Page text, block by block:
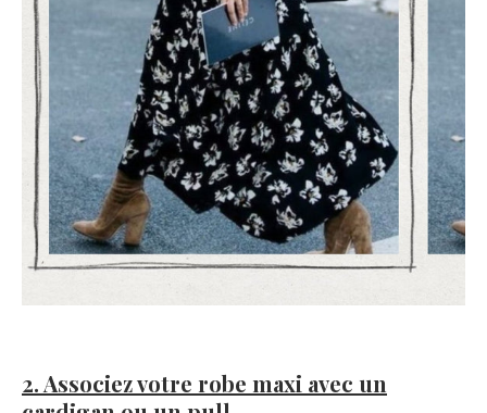
2. Associez votre robe maxi avec un